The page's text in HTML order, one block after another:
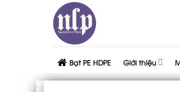
Bạt PE HDPE Giới thiệu